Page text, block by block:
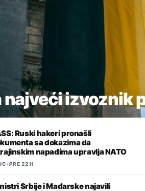
najveći izvoznik
Ruski hakeri pronašli
sa dokazima da
napadima upravlja NATO
•PRE 22 H
Srbije i Mađarske najavili